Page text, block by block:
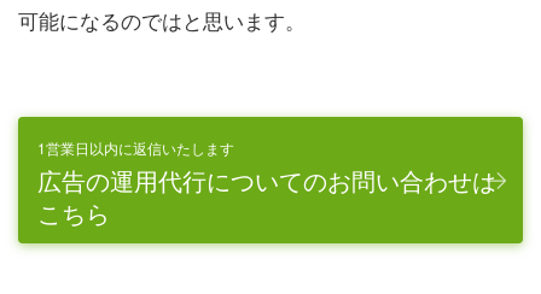
可能になるのではと思います。
1営業日以内に返信いたします
広告の運用代行についてのお問い合わせは
こちら